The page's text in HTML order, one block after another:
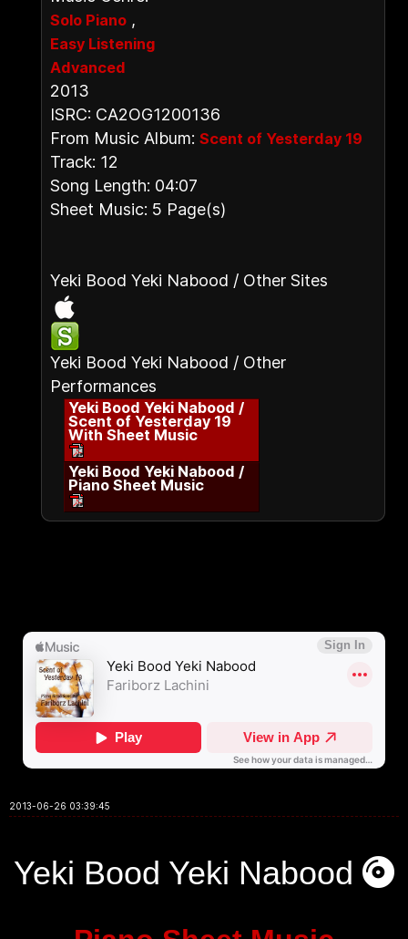
Solo Piano ,
Easy Listening
Advanced
2013
ISRC: CA2OG1200136
From Music Album: Scent of Yesterday 19
Track: 12
Song Length: 04:07
Sheet Music: 5 Page(s)
Yeki Bood Yeki Nabood / Other Sites
Yeki Bood Yeki Nabood / Other
Performances
Yeki Bood Yeki Nabood /
Scent of Yesterday 19
With Sheet Music
Yeki Bood Yeki Nabood /
Piano Sheet Music
2013-06-26 03:39:45
Yeki Bood Yeki Nabood